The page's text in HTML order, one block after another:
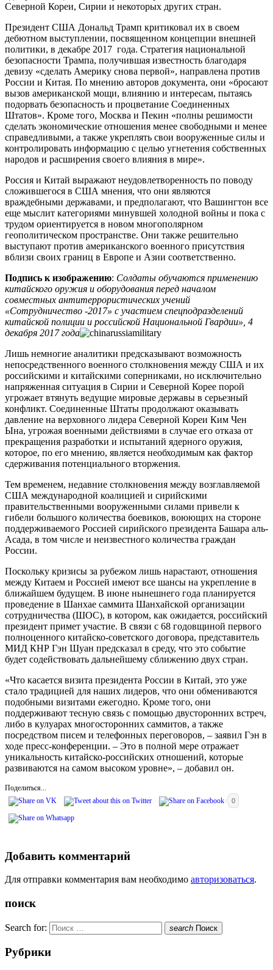
Северной Кореи, Сирии и некоторых других стран.
Президент США Дональд Трамп критиковал их в своем
дебютном выступлении, посвященном концепции внешней
политики, в декабре 2017 года. Стратегия национальной
безопасности Трампа, получившая известность благодаря
девизу «сделать Америку снова первой», направлена против
России и Китая. По мнению авторов документа, они «бросают
вызов американской мощи, влиянию и интересам, пытаясь
подорвать безопасность и процветание Соединенных
Штатов». Кроме того, Москва и Пекин «полны решимости
сделать экономические отношения менее свободными и менее
справедливыми, а также укреплять свои вооруженные силы и
контролировать информацию с целью угнетения собственных
народов и расширения своего влияния в мире».
Россия и Китай выражают неудовлетворенность по поводу
сложившегося в США мнения, что они являются
враждебными державами, и предполагают, что Вашингтон все
еще мыслит категориями минувшей холодной войны и пока с
трудом ориентируется в новом многополярном
геополитическом пространстве. Они также решительно
выступают против американского военного присутствия
вблизи своих границ в Европе и Азии соответственно.
Подпись к изображению: Солдаты обучаются применению
китайского оружия и оборудования перед началом
совместных антитеррористических учений
«Сотрудничество -2017» с участием спецподразделений
китайской полиции и российской Национальной Гвардии», 4
декабря 2017 года
Лишь немногие аналитики предсказывают возможность
непосредственного военного столкновения между США и их
российскими и китайскими соперниками, но исключительно
напряженная ситуация в Сирии и Северной Корее порой
угрожает втянуть ведущие мировые державы в серьезный
конфликт. Соединенные Штаты продолжают оказывать
давление на верховного лидера Северной Кореи Ким Чен
Ына, угрожая военными действиями в случае его отказа от
прекращения разработки и испытаний ядерного оружия,
которое, по его мнению, является необходимым как фактор
сдерживания потенциального вторжения.
Тем временем, недавние столкновения между возглавляемой
США международной коалицией и сирийскими
правительственными вооруженными силами привели к
гибели большого количества боевиков, воюющих на стороне
поддерживаемого Россией сирийского президента Башара аль-
Асада, в том числе и неизвестного количества граждан
России.
Поскольку кризисы за рубежом лишь нарастают, отношения
между Китаем и Россией имеют все шансы на укрепление в
ближайшем будущем. В июне нынешнего года планируется
проведение в Шанхае саммита Шанхайской организации
сотрудничества (ШОС), в котором, как ожидается, российский
президент примет участие. В связи с 68 годовщиной первого
полноценного китайско-советского договора, представитель
МИД КНР Гэн Шуан предсказал в среду, что это событие
будет содействовать дальнейшему сближению двух стран.
«Что касается визита президента России в Китай, это уже
стало традицией для наших лидеров, что они обмениваются
подобными визитами ежегодно. Кроме того, они
поддерживают тесную связь с помощью двусторонних встреч,
либо в кулуарах многосторонних саммитов, а также
посредством писем и телефонных переговоров, – заявил Гэн в
ходе пресс-конференции. – Это в полной мере отражает
уникальность китайско-российских отношений, которые
развиваются на самом высоком уровне», – добавил он.
Поделиться...
0
Добавить комментарий
Для отправки комментария вам необходимо авторизоваться.
поиск
Search for: search Поиск
Рубрики